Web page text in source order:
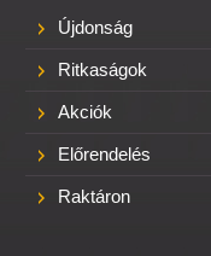
Újdonság
Ritkaságok
Akciók
Előrendelés
Raktáron